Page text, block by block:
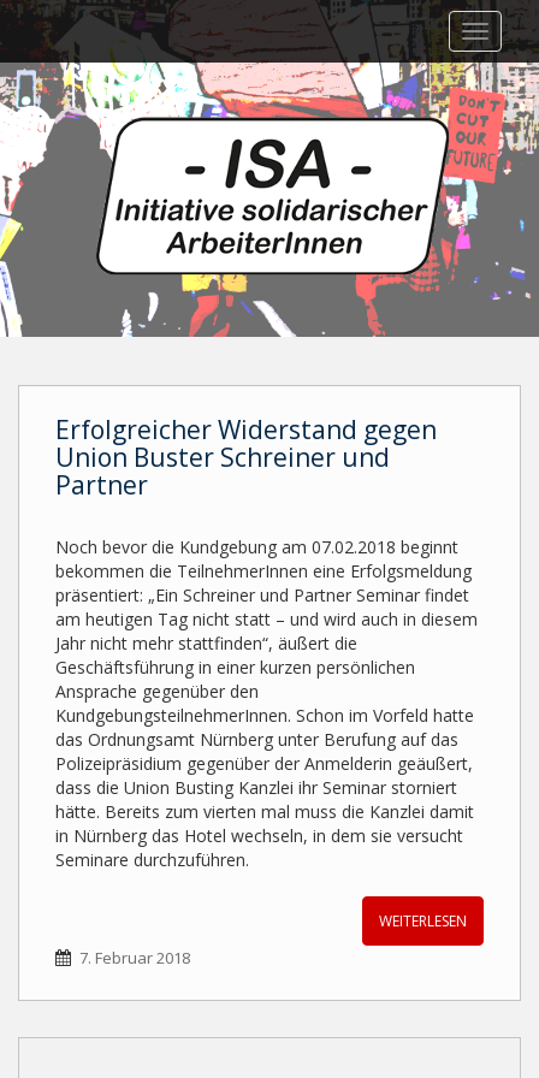
main
content
Erfolgreicher Widerstand gegen
Union Buster Schreiner und
Partner
Noch bevor die Kundgebung am 07.02.2018 beginnt
bekommen die TeilnehmerInnen eine Erfolgsmeldung
präsentiert: „Ein Schreiner und Partner Seminar findet
am heutigen Tag nicht statt – und wird auch in diesem
Jahr nicht mehr stattfinden“, äußert die
Geschäftsführung in einer kurzen persönlichen
Ansprache gegenüber den
KundgebungsteilnehmerInnen. Schon im Vorfeld hatte
das Ordnungsamt Nürnberg unter Berufung auf das
Polizeipräsidium gegenüber der Anmelderin geäußert,
dass die Union Busting Kanzlei ihr Seminar storniert
hätte. Bereits zum vierten mal muss die Kanzlei damit
in Nürnberg das Hotel wechseln, in dem sie versucht
Seminare durchzuführen.
WEITERLESEN
7. Februar 2018